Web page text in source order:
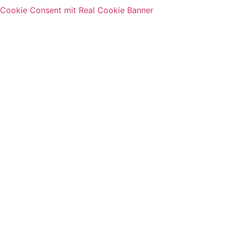
Cookie Consent mit Real Cookie Banner